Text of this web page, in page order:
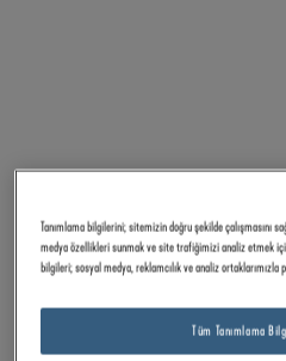
Tanımlama bilgilerini; sitemizin doğru şekilde
medya özellikleri sunmak ve site trafiğimizi analiz etmek
bilgileri; sosyal medya, reklamcılık ve analiz ortaklarımızla
Tüm Tanımlama